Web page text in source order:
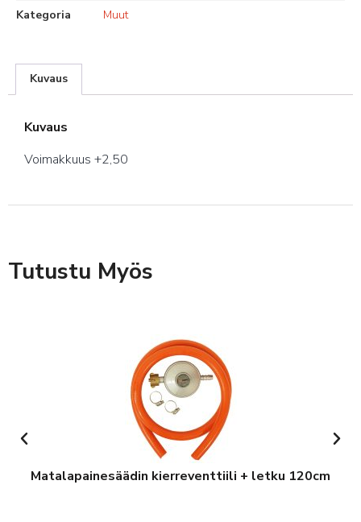
Kategoria
Muut
Kuvaus
Kuvaus
Voimakkuus +2,50
Tutustu Myös
Matalapainesäädin kierreventtiili + letku 120cm